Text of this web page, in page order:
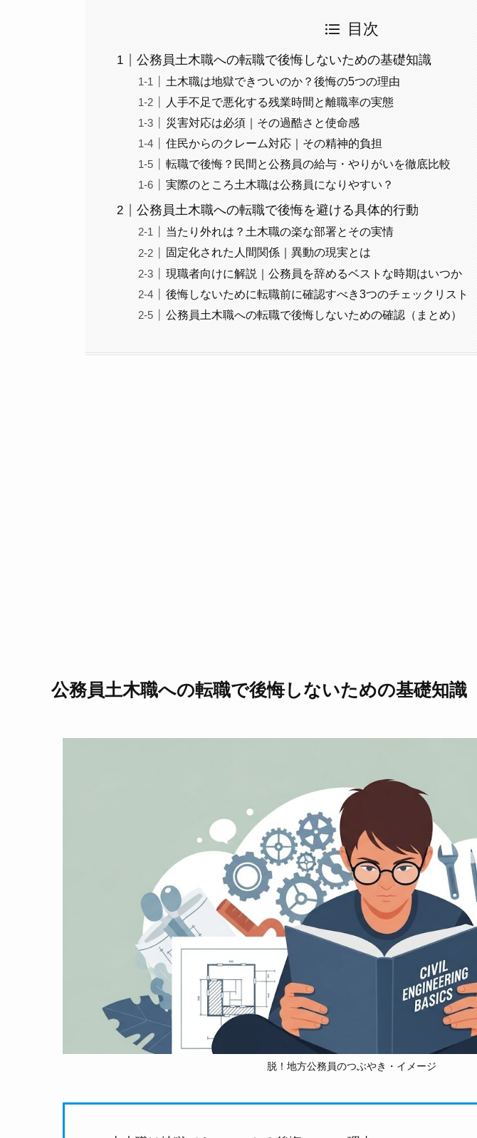
目次
公務員土木職への転職で後悔しないための基礎知識
土木職は地獄できついのか？後悔の5つの理由
人手不足で悪化する残業時間と離職率の実態
災害対応は必須｜その過酷さと使命感
住民からのクレーム対応｜その精神的負担
転職で後悔？民間と公務員の給与・やりがいを徹底比較
実際のところ土木職は公務員になりやすい？
公務員土木職への転職で後悔を避ける具体的行動
当たり外れは？土木職の楽な部署とその実情
固定化された人間関係｜異動の現実とは
現職者向けに解説｜公務員を辞めるベストな時期はいつか
後悔しないために転職前に確認すべき3つのチェックリスト
公務員土木職への転職で後悔しないための確認（まとめ）
公務員土木職への転職で後悔しないための基礎知識
脱！地方公務員のつぶやき・イメージ